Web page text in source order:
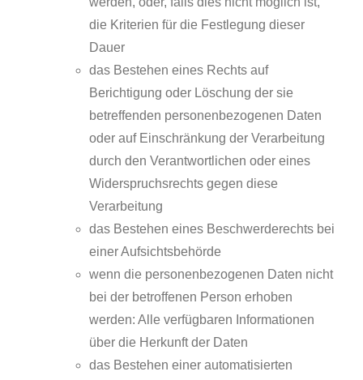
die Kriterien für die Festlegung dieser
Dauer
das Bestehen eines Rechts auf
Berichtigung oder Löschung der sie
betreffenden personenbezogenen Daten
oder auf Einschränkung der Verarbeitung
durch den Verantwortlichen oder eines
Widerspruchsrechts gegen diese
Verarbeitung
das Bestehen eines Beschwerderechts bei
einer Aufsichtsbehörde
wenn die personenbezogenen Daten nicht
bei der betroffenen Person erhoben
werden: Alle verfügbaren Informationen
über die Herkunft der Daten
das Bestehen einer automatisierten